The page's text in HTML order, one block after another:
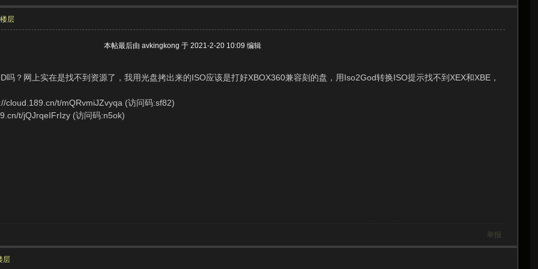
层
本帖最后由 avkingkong 于 2021-2-20 10:09 编辑
吗？网上实在是找不到资源了，我用光盘拷出来的ISO应该是打好XBOX360兼容刻的盘，用Iso2God转换ISO提示找不到XEX和XBE，
cloud.189.cn/t/mQRvmiJZvyqa (访问码:sf82)
t/jQJrqeIFrIzy (访问码:n5ok)
举报
层